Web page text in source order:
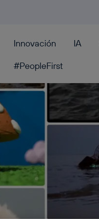
Innovación IA
#PeopleFirst